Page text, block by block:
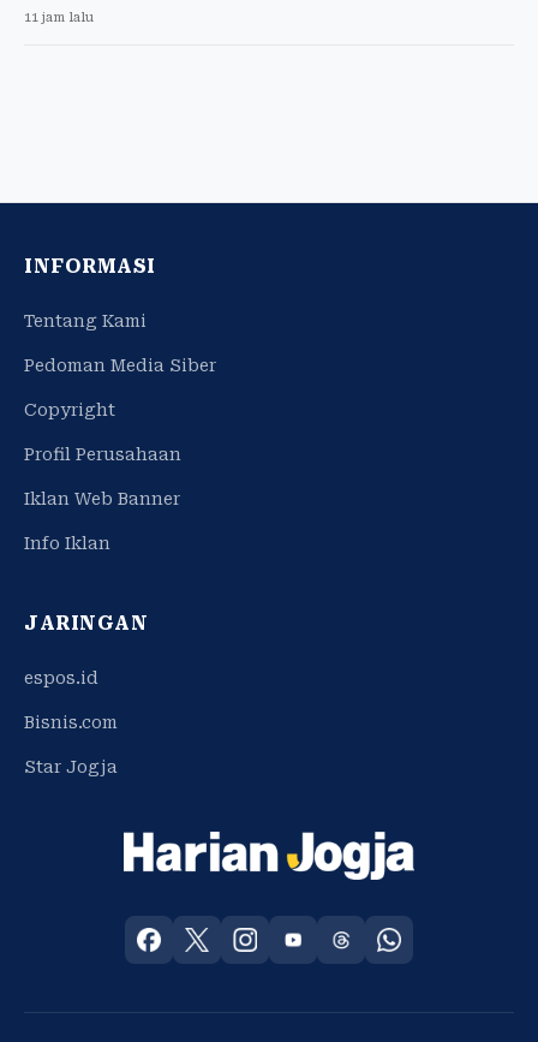
11 jam lalu
INFORMASI
Tentang Kami
Pedoman Media Siber
Copyright
Profil Perusahaan
Iklan Web Banner
Info Iklan
JARINGAN
espos.id
Bisnis.com
Star Jogja